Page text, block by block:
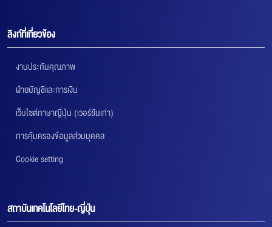
ลิงก์ที่เกี่ยวข้อง
งานประกันคุณภาพ
ฝ่ายบัญชีและการเงิน
เว็บไซต์ภาษาญี่ปุ่น (เวอร์ชันเก่า)
การคุ้มครองข้อมูลส่วนบุคคล
Cookie setting
สถาบันเทคโนโลยีไทย-ญี่ปุ่น